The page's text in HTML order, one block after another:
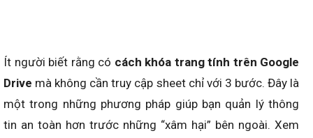
Ít người biết rằng có cách khóa trang tính trên Google
Drive mà không cần truy cập sheet chỉ với 3 bước. Đây là
một trong những phương pháp giúp bạn quản lý thông
tin an toàn hơn trước những “xâm hại” bên ngoài. Xem